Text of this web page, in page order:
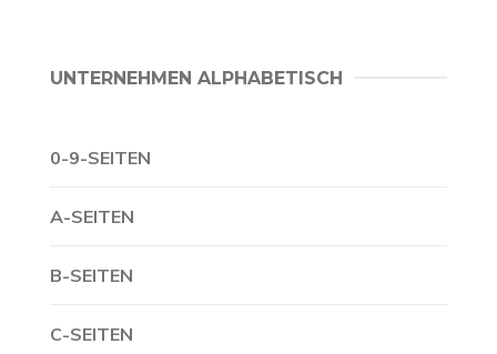
UNTERNEHMEN ALPHABETISCH
0-9-SEITEN
A-SEITEN
B-SEITEN
C-SEITEN